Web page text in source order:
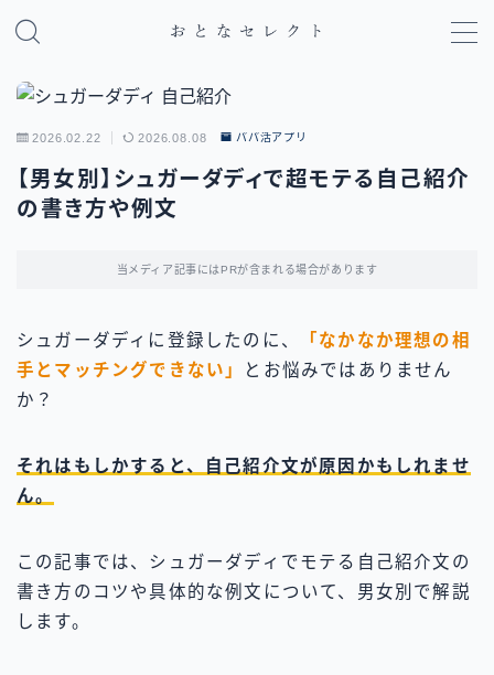
MENU
パパ活のやり方・基礎知識
パパ活アプリ比較
地域別パパ活ガイド
2026.02.22 2026.08.08 パパ活アプリ
【男女別】シュガーダディで超モテる自己紹介
の書き方や例文
当メディア記事にはPRが含まれる場合があります
シュガーダディに登録したのに、
「なかなか理想の相
手とマッチングできない」
とお悩みではありません
か？
それはもしかすると、自己紹介文が原因かもしれませ
ん。
この記事では、シュガーダディでモテる自己紹介文の
書き方のコツや具体的な例文について、男女別で解説
します。